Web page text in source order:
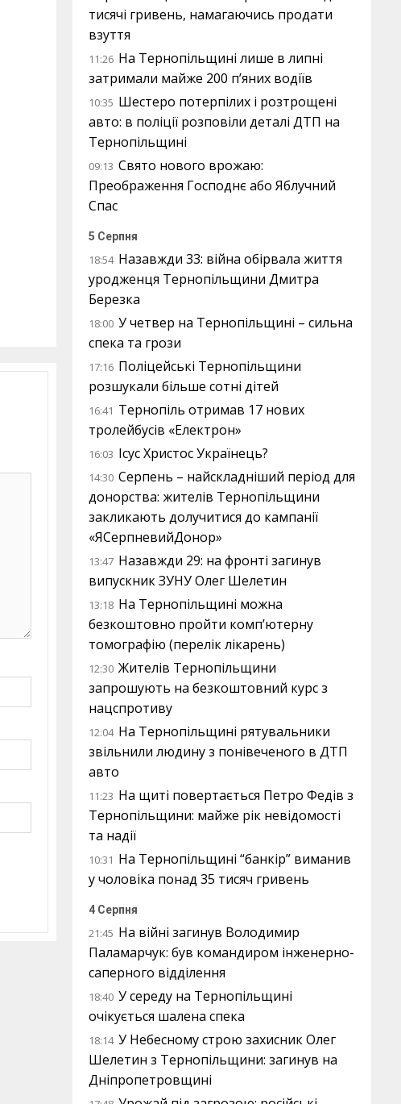
тисячі гривень, намагаючись продати
взуття
11:26 На Тернопільщині лише в липні
затримали майже 200 п’яних водіїв
10:35 Шестеро потерпілих і розтрощені
авто: в поліції розповіли деталі ДТП на
Тернопільщині
09:13 Свято нового врожаю:
Преображення Господнє або Яблучний
Спас
5 Серпня
18:54 Назавжди 33: війна обірвала життя
уродженця Тернопільщини Дмитра
Березка
18:00 У четвер на Тернопільщині – сильна
спека та грози
17:16 Поліцейські Тернопільщини
розшукали більше сотні дітей
16:41 Тернопіль отримав 17 нових
тролейбусів «Електрон»
16:03 Ісус Христос Українець?
14:30 Серпень – найскладніший період для
донорства: жителів Тернопільщини
закликають долучитися до кампанії
«ЯСерпневийДонор»
13:47 Назавжди 29: на фронті загинув
випускник ЗУНУ Олег Шелетин
13:18 На Тернопільщині можна
безкоштовно пройти комп’ютерну
томографію (перелік лікарень)
12:30 Жителів Тернопільщини
запрошують на безкоштовний курс з
нацспротиву
12:04 На Тернопільщині рятувальники
звільнили людину з понівеченого в ДТП
авто
11:23 На щиті повертається Петро Федів з
Тернопільщини: майже рік невідомості
та надії
10:31 На Тернопільщині “банкір” виманив
у чоловіка понад 35 тисяч гривень
4 Серпня
21:45 На війні загинув Володимир
Паламарчук: був командиром інженерно-
саперного відділення
18:40 У середу на Тернопільщині
очікується шалена спека
18:14 У Небесному строю захисник Олег
Шелетин з Тернопільщини: загинув на
Дніпропетровщині